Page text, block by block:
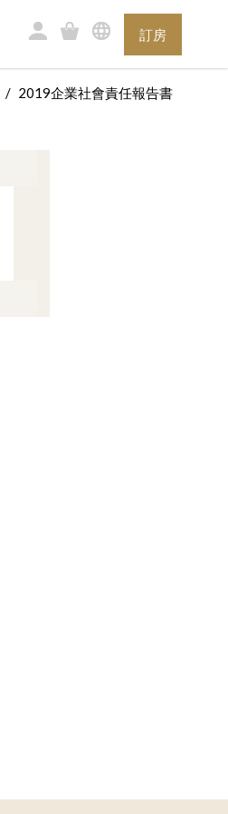
訂房
2019企業社會責任報告書